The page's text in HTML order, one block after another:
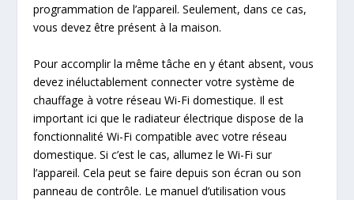
programmation de l’appareil. Seulement, dans ce cas,
vous devez être présent à la maison.
Pour accomplir la même tâche en y étant absent, vous
devez inéluctablement connecter votre système de
chauffage à votre réseau Wi-Fi domestique. Il est
important ici que le radiateur électrique dispose de la
fonctionnalité Wi-Fi compatible avec votre réseau
domestique. Si c’est le cas, allumez le Wi-Fi sur
l’appareil. Cela peut se faire depuis son écran ou son
panneau de contrôle. Le manuel d’utilisation vous